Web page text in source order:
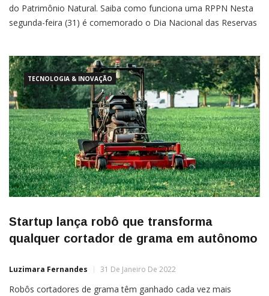
do Patrimônio Natural. Saiba como funciona uma RPPN Nesta
segunda-feira (31) é comemorado o Dia Nacional das Reservas
TECNOLOGIA & INOVAÇÃO
Startup lança robô que transforma
qualquer cortador de grama em autônomo
Luzimara Fernandes 31 De Janeiro De 2022
Robôs cortadores de grama têm ganhado cada vez mais